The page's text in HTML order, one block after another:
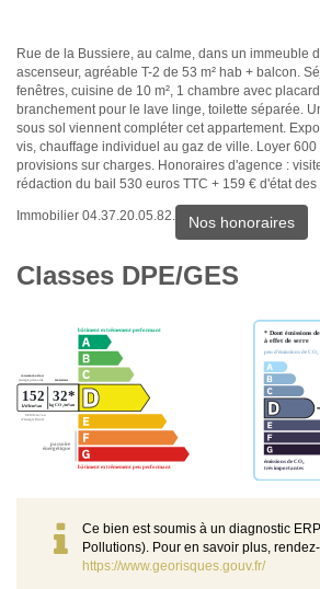
Rue de la Bussiere, au calme, dans un immeuble
ascenseur, agréable T-2 de 53 m² hab + balcon.
fenêtres, cuisine de 10 m², 1 chambre avec
branchement pour le lave linge, toilette séparée.
sous sol viennent compléter cet appartement.
vis, chauffage individuel au gaz de ville. Loyer
provisions sur charges. Honoraires d'agence :
rédaction du bail 530 euros TTC + 159 € d'état
Immobilier 04.37.20.05.82. Nos honoraires
Classes DPE/GES
Ce bien est soumis à un diagnostic
Pollutions). Pour en savoir plus,
https://www.georisques.gouv.fr/